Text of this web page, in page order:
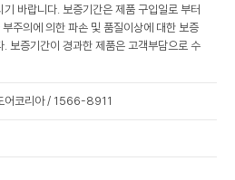
기 바랍니다. 보증기간은 제품 구입일로 부터
주의에 의한 파손 및 품질이상에 대한 보증
. 보증기간이 경과한 제품은 고객부담으로 수
어코리아 / 1566-8911